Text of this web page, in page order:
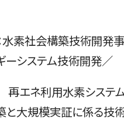
水素社会構築技術開発
ーシステム技術開発／
用水素システム
と大規模実証に係る技